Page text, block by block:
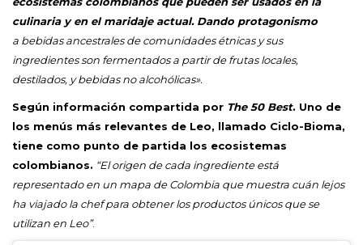
culinaria y en el maridaje actual. Dando protagonismo
a bebidas ancestrales de comunidades étnicas y sus
ingredientes son fermentados a partir de frutas locales,
destilados, y bebidas no alcohólicas».
Según información compartida por The 50 Best. Uno de
los menús más relevantes de Leo, llamado Ciclo-Bioma,
tiene como punto de partida los ecosistemas
colombianos. “El origen de cada ingrediente está
representado en un mapa de Colombia que muestra cuán lejos
ha viajado la chef para obtener los productos únicos que se
utilizan en Leo”.